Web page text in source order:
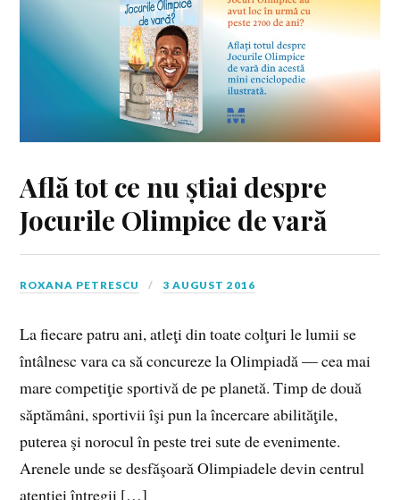
Află tot ce nu știai despre
Jocurile Olimpice de vară
ROXANA PETRESCU 3 AUGUST 2016
La fiecare patru ani, atleţi din toate colţuri le lumii se
întâlnesc vara ca să concureze la Olimpiadă — cea mai
mare competiţie sportivă de pe planetă. Timp de două
săptămâni, sportivii îşi pun la încercare abilităţile,
puterea şi norocul în peste trei sute de evenimente.
Arenele unde se desfăşoară Olimpiadele devin centrul
atenţiei întregii […]